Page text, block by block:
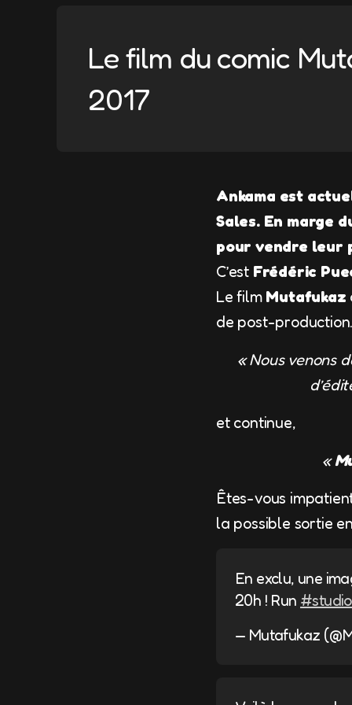
Le film du comic
2017
Ankama est
Sales. En marge
pour vendre leur
C’est Frédéric
Le film Mutafukaz
de post-
« Nous venons
et continue,
«
Êtes-vous
la possible sortie
En exclu, une
20h ! Run
— Mutafukaz